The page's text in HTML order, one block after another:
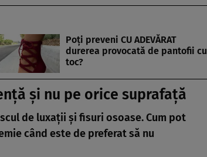
Poţi preveni CU ADEVĂRAT
durerea provocată de pantofii cu
toc?
şi nu pe orice suprafaţă
de luxaţii şi fisuri osoase. Cum pot
când este de preferat să nu